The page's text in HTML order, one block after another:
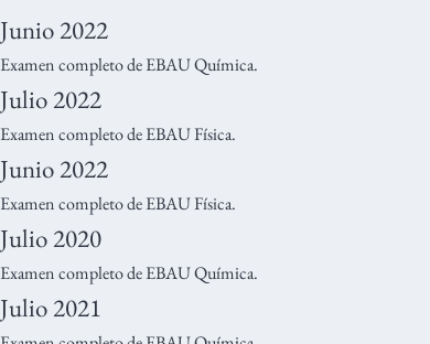
Junio 2022
Examen completo de EBAU Química.
Julio 2022
Examen completo de EBAU Física.
Junio 2022
Examen completo de EBAU Física.
Julio 2020
Examen completo de EBAU Química.
Julio 2021